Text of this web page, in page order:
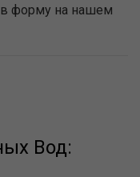
форму на нашем
Вод: